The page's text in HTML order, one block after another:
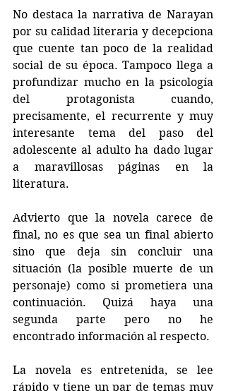
No destaca la narrativa de Narayan
por su calidad literaria y decepciona
que cuente tan poco de la realidad
social de su época. Tampoco llega a
profundizar mucho en la psicología
del protagonista cuando,
precisamente, el recurrente y muy
interesante tema del paso del
adolescente al adulto ha dado lugar
a maravillosas páginas en la
literatura.
Advierto que la novela carece de
final, no es que sea un final abierto
sino que deja sin concluir una
situación (la posible muerte de un
personaje) como si prometiera una
continuación. Quizá haya una
segunda parte pero no he
encontrado información al respecto.
La novela es entretenida, se lee
rápido y tiene un par de temas muy